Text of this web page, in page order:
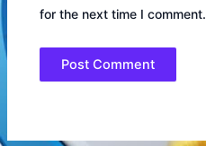
for the next time I comment.